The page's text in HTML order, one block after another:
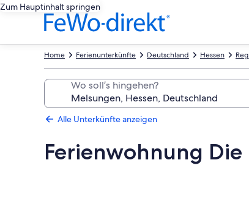
Zum Hauptinhalt springen
Hessen
Deutschland
Ferienunterkünfte
Home
Wo soll’s hingehen?
Alle Unterkünfte anzeigen
Ferienwohnung